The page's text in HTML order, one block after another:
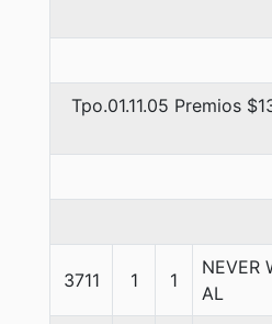
Tpo.01.11.05 Premios
3711 1 1
NEVER
AL